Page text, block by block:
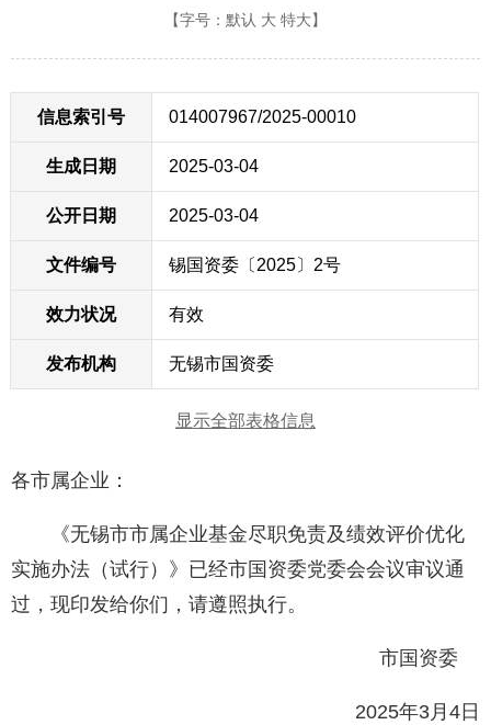
【字号： 默认 大 特大 】
信息索引号 014007967/2025-00010
生成日期 2025-03-04
公开日期 2025-03-04
文件编号 锡国资委〔2025〕2号
效力状况 有效
发布机构 无锡市国资委
显示全部表格信息
各市属企业：
《无锡市市属企业基金尽职免责及绩效评价优化
实施办法（试行）》已经市国资委党委会会议审议通
过，现印发给你们，请遵照执行。
市国资委
2025年3月4日